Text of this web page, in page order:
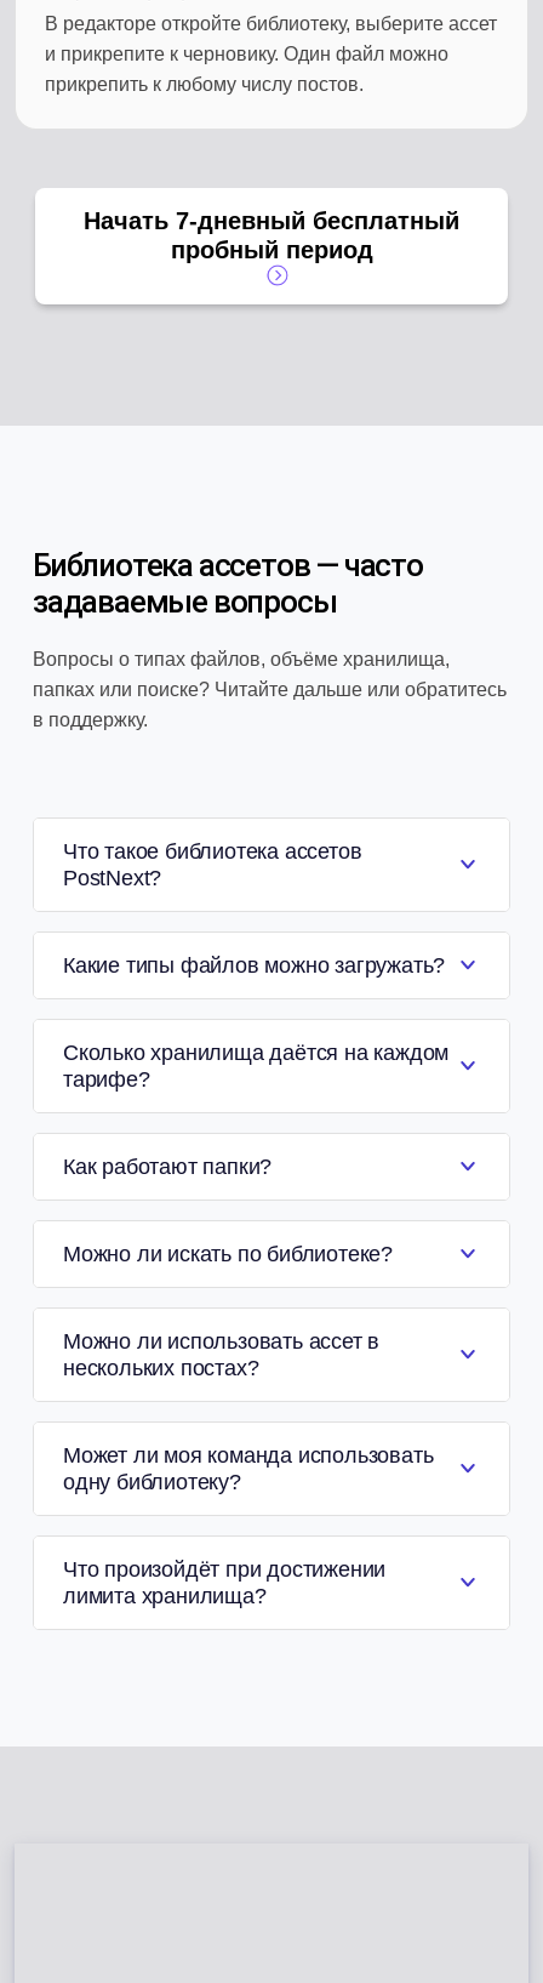
В редакторе откройте библиотеку, выберите ассет
и прикрепите к черновику. Один файл можно
прикрепить к любому числу постов.
Начать 7-дневный бесплатный
пробный период
Библиотека ассетов — часто
задаваемые вопросы
Вопросы о типах файлов, объёме хранилища,
папках или поиске? Читайте дальше или обратитесь
в поддержку.
Что такое библиотека ассетов
PostNext?
Какие типы файлов можно загружать?
Сколько хранилища даётся на каждом
тарифе?
Как работают папки?
Можно ли искать по библиотеке?
Можно ли использовать ассет в
нескольких постах?
Может ли моя команда использовать
одну библиотеку?
Что произойдёт при достижении
лимита хранилища?